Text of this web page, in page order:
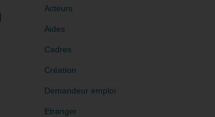
Acteurs
Aides
Cadres
Création
Demandeur emploi
Etranger